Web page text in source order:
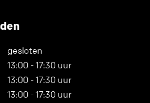
gesloten
13:00 - 17:30 uur
13:00 - 17:30 uur
13:00 - 17:30 uur